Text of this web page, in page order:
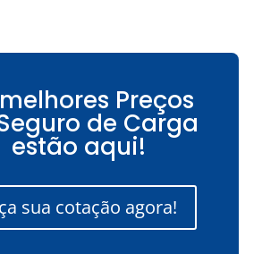
Preços
de Carga
estão aqui!
sua cotação agora!